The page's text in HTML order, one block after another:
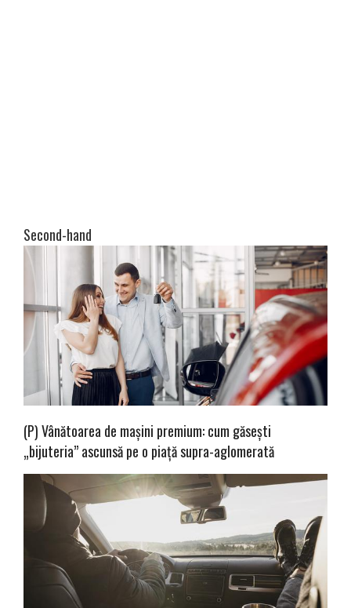
Second-hand
(P) Vânătoarea de mașini premium: cum găsești
„bijuteria” ascunsă pe o piață supra-aglomerată